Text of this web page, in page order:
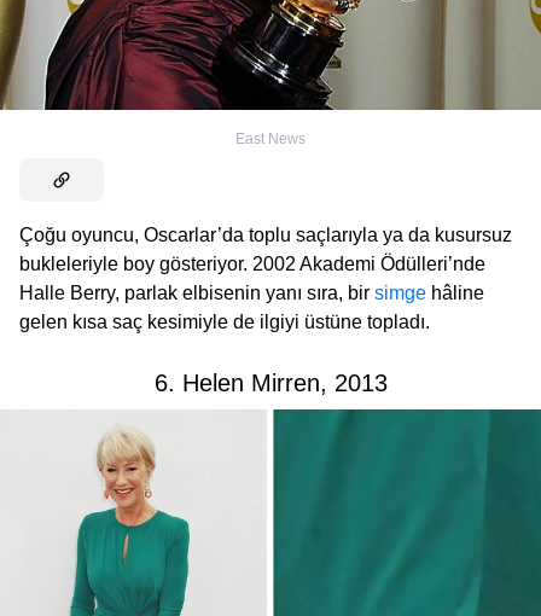
East News
Çoğu oyuncu, Oscarlar’da toplu saçlarıyla ya da kusursuz
bukleleriyle boy gösteriyor. 2002 Akademi Ödülleri’nde
Halle Berry, parlak elbisenin yanı sıra, bir simge hâline
gelen kısa saç kesimiyle de ilgiyi üstüne topladı.
6. Helen Mirren, 2013